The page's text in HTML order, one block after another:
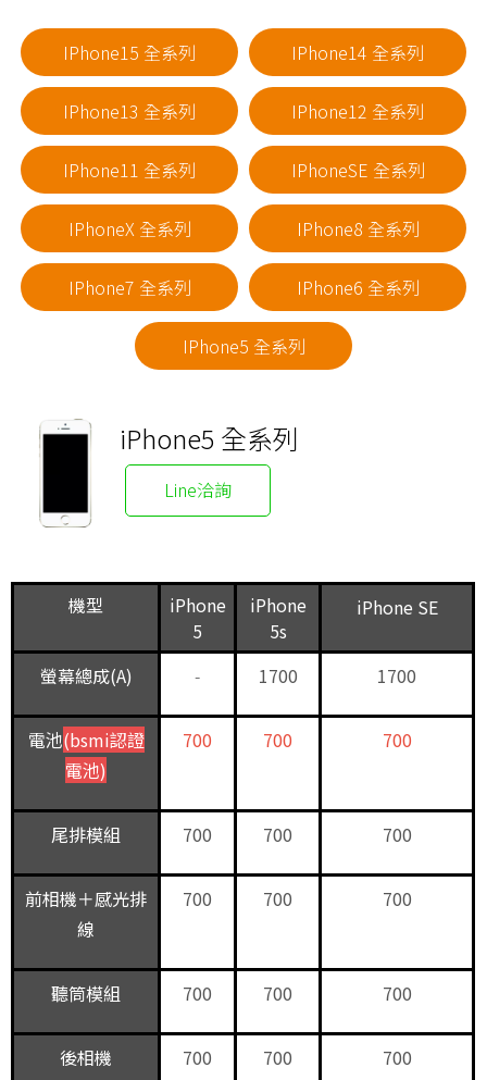
IPhone15 全系列 IPhone14 全系列
IPhone13 全系列 IPhone12 全系列
IPhone11 全系列 IPhoneSE 全系列
IPhoneX 全系列 IPhone8 全系列
IPhone7 全系列 IPhone6 全系列
IPhone5 全系列
iPhone5 全系列
Line洽詢
機型
iPhone
5
iPhone
5s
iPhone SE
螢幕總成(A) - 1700 1700
電池(bsmi認證
電池)
700 700 700
尾排模組 700 700 700
前相機＋感光排
線
700 700 700
聽筒模組 700 700 700
後相機 700 700 700